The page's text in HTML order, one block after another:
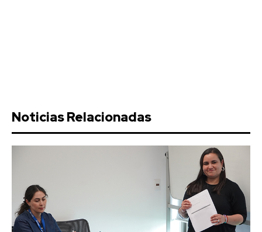
Noticias Relacionadas